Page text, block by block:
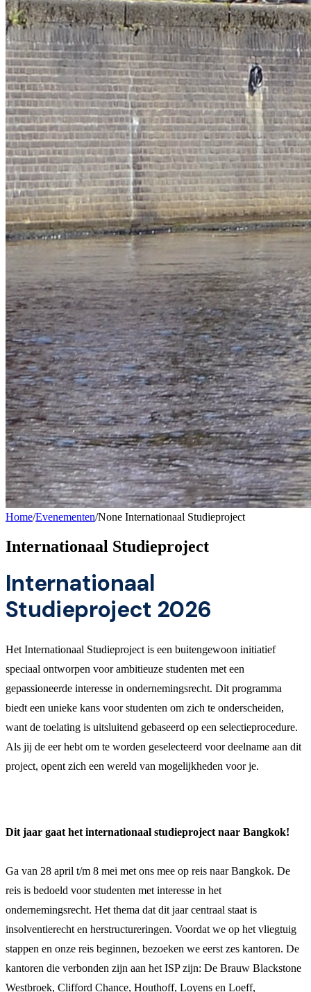
Home/Evenementen/None Internationaal Studieproject
Internationaal Studieproject
Internationaal
Studieproject 2026
Het Internationaal Studieproject is een buitengewoon initiatief
speciaal ontworpen voor ambitieuze studenten met een
gepassioneerde interesse in ondernemingsrecht. Dit programma
biedt een unieke kans voor studenten om zich te onderscheiden,
want de toelating is uitsluitend gebaseerd op een selectieprocedure.
Als jij de eer hebt om te worden geselecteerd voor deelname aan dit
project, opent zich een wereld van mogelijkheden voor je.
Dit jaar gaat het internationaal studieproject naar Bangkok!​​​​​​​
Ga van 28 april t/m 8 mei met ons mee op reis naar Bangkok. De
reis is bedoeld voor studenten met interesse in het
ondernemingsrecht. Het thema dat dit jaar centraal staat is
insolventierecht en herstructureringen. Voordat we op het vliegtuig
stappen en onze reis beginnen, bezoeken we eerst zes kantoren. De
kantoren die verbonden zijn aan het ISP zijn: De Brauw Blackstone
Westbroek, Clifford Chance, Houthoff, Loyens en Loeff,